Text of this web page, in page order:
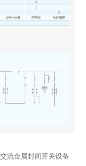
流金属封闭开关设备